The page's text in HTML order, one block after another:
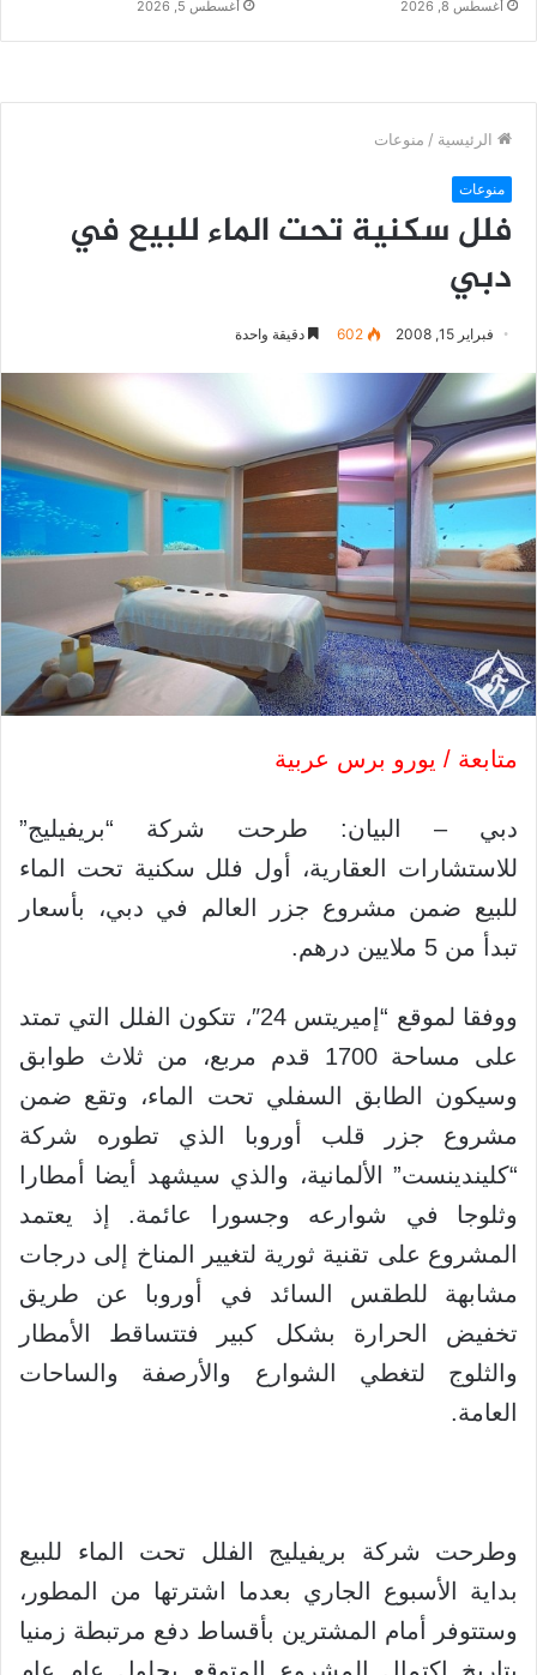
أغسطس 8, 2026 أغسطس 5, 2026